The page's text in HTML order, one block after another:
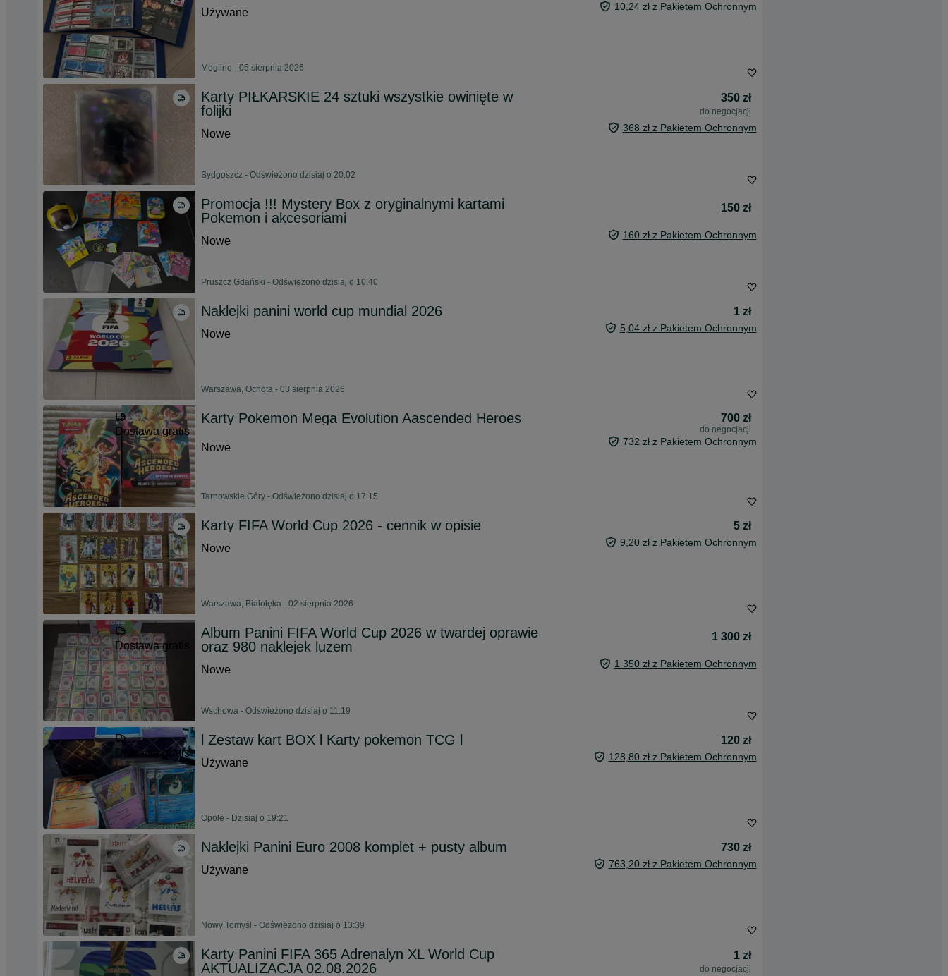
Używane
10,24 zł z Pakietem Ochronnym
Mogilno - 05 sierpnia 2026
Karty PIŁKARSKIE 24 sztuki wszystkie owinięte w
folijki
350 zł
do negocjacji
Nowe 368 zł z Pakietem Ochronnym
Bydgoszcz - Odświeżono dzisiaj o 20:02
Promocja !!! Mystery Box z oryginalnymi kartami
Pokemon i akcesoriami
150 zł
Nowe 160 zł z Pakietem Ochronnym
Pruszcz Gdański - Odświeżono dzisiaj o 10:40
Naklejki panini world cup mundial 2026
1 zł
Nowe
5,04 zł z Pakietem Ochronnym
Warszawa, Ochota - 03 sierpnia 2026
Dostawa gratis
Karty Pokemon Mega Evolution Aascended Heroes 700 zł
do negocjacji
Nowe 732 zł z Pakietem Ochronnym
Tarnowskie Góry - Odświeżono dzisiaj o 17:15
Karty FIFA World Cup 2026 - cennik w opisie
5 zł
Nowe
9,20 zł z Pakietem Ochronnym
Warszawa, Białołęka - 02 sierpnia 2026
Dostawa gratis
Album Panini FIFA World Cup 2026 w twardej oprawie
oraz 980 naklejek luzem
1 300 zł
Nowe 1 350 zł z Pakietem Ochronnym
Wschowa - Odświeżono dzisiaj o 11:19
Dostawa gratis
l Zestaw kart BOX l Karty pokemon TCG l
120 zł
Używane
128,80 zł z Pakietem Ochronnym
Opole - Dzisiaj o 19:21
Naklejki Panini Euro 2008 komplet + pusty album
730 zł
Używane
763,20 zł z Pakietem Ochronnym
Nowy Tomyśl - Odświeżono dzisiaj o 13:39
Karty Panini FIFA 365 Adrenalyn XL World Cup
AKTUALIZACJA 02.08.2026
1 zł
do negocjacji